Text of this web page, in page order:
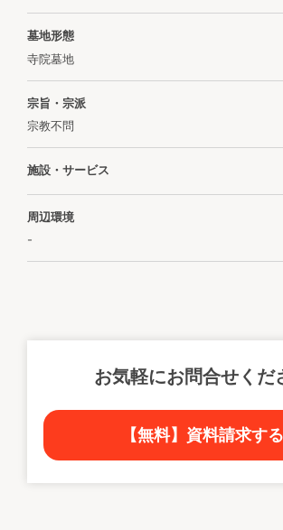
墓地形態
寺院墓地
宗旨・宗派
宗教不問
施設・サービス
周辺環境
-
お気軽にお問合せくだ
【無料】資料請求する